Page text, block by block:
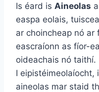
Is éard is Aineolas
easpa eolais,
ar choincheap nó ar
eascraíonn as fíor-
oideachais nó taithí.
I eipistéimeolaíocht,
aineolas mar staid